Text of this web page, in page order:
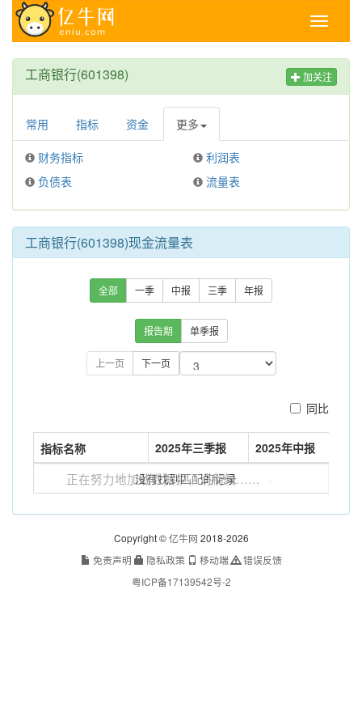
Toggle
工商银行(601398) 加关注
常用 指标 资金 更多
财务指标
利润表
负债表
流量表
工商银行(601398)现金流量表
全部 一季 中报 三季 年报
报告期 单季报
上一页 下一页
同比
正在努力地加载数据中，请稍候……
指标名称 2025年三季报
2025年中报
没有找到匹配的记录
Copyright ©亿牛网 2018-2026
免责声明
隐私政策 移动端
错误反馈
粤ICP备17139542号-2